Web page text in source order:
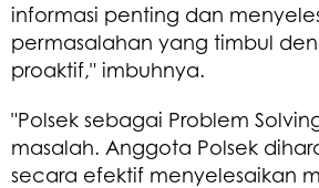
informasi penting dan
permasalahan yang timbul
proaktif," imbuhnya.
"Polsek sebagai Problem
masalah. Anggota Polsek
secara efektif menyelesaikan